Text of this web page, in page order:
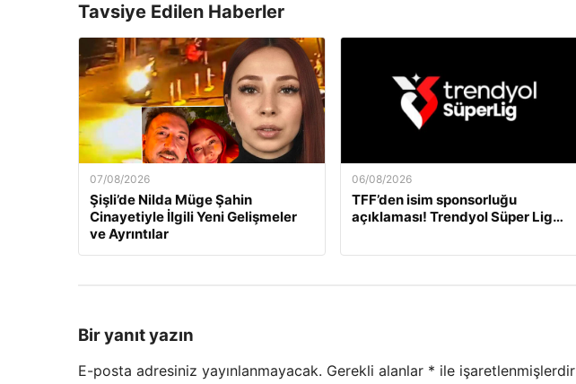
Tavsiye Edilen Haberler
07/08/2026
Şişli’de Nilda Müge Şahin
Cinayetiyle İlgili Yeni Gelişmeler
ve Ayrıntılar
06/08/2026
TFF’den isim sponsorluğu
açıklaması! Trendyol Süper Lig…
Bir yanıt yazın
E-posta adresiniz yayınlanmayacak. Gerekli alanlar * ile işaretlenmişlerdir